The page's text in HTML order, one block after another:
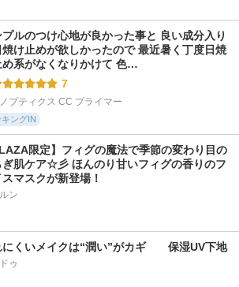
ルのつけ心地が良かった事と 良い成分入り
焼け止めが欲しかったので 最近暑く丁度日焼
め系がなくなりかけて 色…
7
プティクス CC プライマー
キングIN
限定】フィグの魔法で季節の変わり目の
ぎ肌ケア☆彡 ほんのり甘いフィグの香りのフ
スマスクが新登場！
ン
にくいメイクは“潤い”がカギ　　保湿UV下地
ゥ